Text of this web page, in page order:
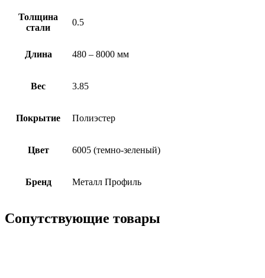
Толщина
стали
0.5
Длина 480 – 8000 мм
Вес 3.85
Покрытие Полиэстер
Цвет 6005 (темно-зеленый)
Бренд Металл Профиль
Сопутствующие товары